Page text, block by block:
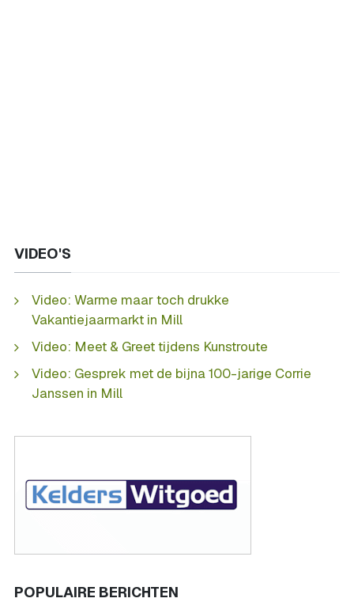
VIDEO'S
Video: Warme maar toch drukke
Vakantiejaarmarkt in Mill
Video: Meet & Greet tijdens Kunstroute
Video: Gesprek met de bijna 100-jarige Corrie
Janssen in Mill
POPULAIRE BERICHTEN